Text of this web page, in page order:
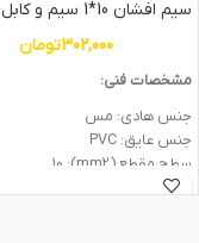
سیم افشان 10*1 سیم و کابل مشهد
302,000تومان
مشخصات فنی:
جنس هادی: مس
جنس عایق: PVC
سطح مقطع (mm2): 10
ولتاژ اسمی (V): 450/750